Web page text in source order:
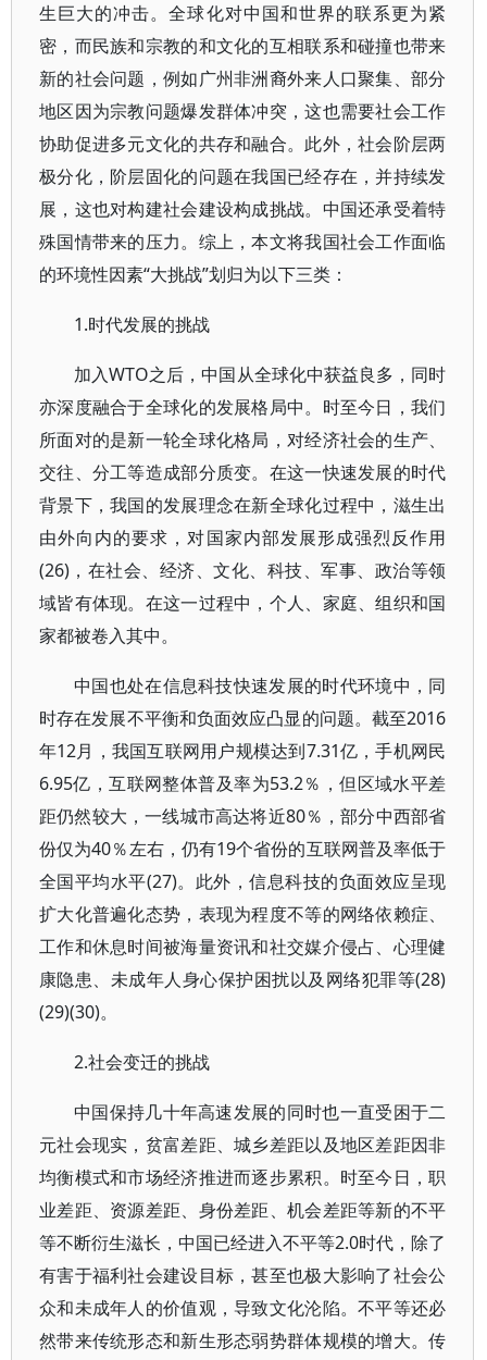
生巨大的冲击。全球化对中国和世界的联系更为紧
密，而民族和宗教的和文化的互相联系和碰撞也带来
新的社会问题，例如广州非洲裔外来人口聚集、部分
地区因为宗教问题爆发群体冲突，这也需要社会工作
协助促进多元文化的共存和融合。此外，社会阶层两
极分化，阶层固化的问题在我国已经存在，并持续发
展，这也对构建社会建设构成挑战。中国还承受着特
殊国情带来的压力。综上，本文将我国社会工作面临
的环境性因素“大挑战”划归为以下三类：
1.时代发展的挑战
加入WTO之后，中国从全球化中获益良多，同时
亦深度融合于全球化的发展格局中。时至今日，我们
所面对的是新一轮全球化格局，对经济社会的生产、
交往、分工等造成部分质变。在这一快速发展的时代
背景下，我国的发展理念在新全球化过程中，滋生出
由外向内的要求，对国家内部发展形成强烈反作用
(26)，在社会、经济、文化、科技、军事、政治等领
域皆有体现。在这一过程中，个人、家庭、组织和国
家都被卷入其中。
中国也处在信息科技快速发展的时代环境中，同
时存在发展不平衡和负面效应凸显的问题。截至2016
年12月，我国互联网用户规模达到7.31亿，手机网民
6.95亿，互联网整体普及率为53.2％，但区域水平差
距仍然较大，一线城市高达将近80％，部分中西部省
份仅为40％左右，仍有19个省份的互联网普及率低于
全国平均水平(27)。此外，信息科技的负面效应呈现
扩大化普遍化态势，表现为程度不等的网络依赖症、
工作和休息时间被海量资讯和社交媒介侵占、心理健
康隐患、未成年人身心保护困扰以及网络犯罪等(28)
(29)(30)。
2.社会变迁的挑战
中国保持几十年高速发展的同时也一直受困于二
元社会现实，贫富差距、城乡差距以及地区差距因非
均衡模式和市场经济推进而逐步累积。时至今日，职
业差距、资源差距、身份差距、机会差距等新的不平
等不断衍生滋长，中国已经进入不平等2.0时代，除了
有害于福利社会建设目标，甚至也极大影响了社会公
众和未成年人的价值观，导致文化沦陷。不平等还必
然带来传统形态和新生形态弱势群体规模的增大。传